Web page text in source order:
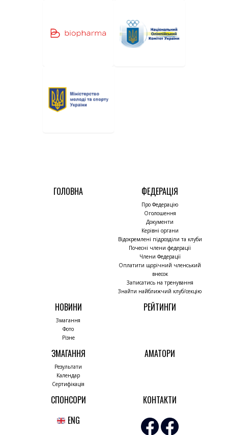
ГОЛОВНА ФЕДЕРАЦІЯ
Про Федерацію
Оголошення
Документи
Керівні органи
Відокремлені підрозділи та клуби
Почесні члени федерації
Члени Федерації
Оплатити щорічний членський
внесок
Записатись на тренування
Знайти найближчий клуб/секцію
НОВИНИ
Змагання
Фото
Різне
РЕЙТИНГИ
ЗМАГАННЯ
Результати
Календар
Сертифікація
АМАТОРИ
СПОНСОРИ
КОНТАКТИ
ENG